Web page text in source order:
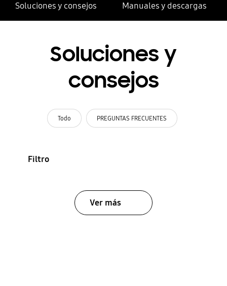
Soluciones y consejos Manuales y descargas
Soluciones y
consejos
Todo PREGUNTAS FRECUENTES
Filtro
Ver más